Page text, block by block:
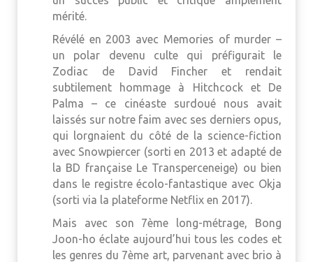
mérité.
Révélé en 2003 avec Memories of murder –
un polar devenu culte qui préfigurait le
Zodiac de David Fincher et rendait
subtilement hommage à Hitchcock et De
Palma – ce cinéaste surdoué nous avait
laissés sur notre faim avec ses derniers opus,
qui lorgnaient du côté de la science-fiction
avec Snowpiercer (sorti en 2013 et adapté de
la BD française Le Transperceneige) ou bien
dans le registre écolo-fantastique avec Okja
(sorti via la plateforme Netflix en 2017).
Mais avec son 7ème long-métrage, Bong
Joon-ho éclate aujourd’hui tous les codes et
les genres du 7ème art, parvenant avec brio à